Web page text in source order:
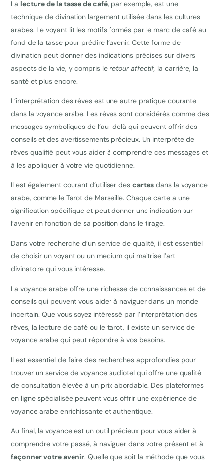
La lecture de la tasse de café, par exemple, est une
technique de divination largement utilisée dans les cultures
arabes. Le voyant lit les motifs formés par le marc de café au
fond de la tasse pour prédire l’avenir. Cette forme de
divination peut donner des indications précises sur divers
aspects de la vie, y compris leretour affectif, la carrière, la
santé et plus encore.
L’interprétation des rêves est une autre pratique courante
dans la voyance arabe. Les rêves sont considérés comme des
messages symboliques de l’au-delà qui peuvent offrir des
conseils et des avertissements précieux. Un interprète de
rêves qualifié peut vous aider à comprendre ces messages et
à les appliquer à votre vie quotidienne.
Il est également courant d’utiliser descartes dans la voyance
arabe, comme le Tarot de Marseille. Chaque carte a une
signification spécifique et peut donner une indication sur
l’avenir en fonction de sa position dans le tirage.
Dans votre recherche d’un service de qualité, il est essentiel
de choisir un voyant ou un medium qui maîtrise l’art
divinatoire qui vous intéresse.
La voyance arabe offre une richesse de connaissances et de
conseils qui peuvent vous aider à naviguer dans un monde
incertain. Que vous soyez intéressé par l’interprétation des
rêves, la lecture de café ou le tarot, il existe un service de
voyance arabe qui peut répondre à vos besoins.
Il est essentiel de faire des recherches approfondies pour
trouver un service de voyance audiotel qui offre une qualité
de consultation élevée à un prix abordable. Des plateformes
en ligne spécialisée peuvent vous offrir une expérience de
voyance arabe enrichissante et authentique.
Au final, la voyance est un outil précieux pour vous aider à
comprendre votre passé, à naviguer dans votre présent et à
façonner votre avenir. Quelle que soit la méthode que vous